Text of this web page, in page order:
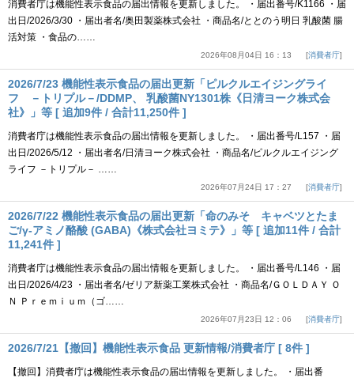
消費者庁は機能性表示食品の届出情報を更新しました。 ・届出番号/K1166 ・届
出日/2026/3/30 ・届出者名/奥田製薬株式会社 ・商品名/ととのう明日 乳酸菌 腸
活対策 ・食品の……
2026年08月04日 16：13 消費者庁
2026/7/23 機能性表示食品の届出更新「ピルクルエイジングライ
フ －トリプル－/DDMP、 乳酸菌NY1301株《日清ヨーク株式会
社》」等 [ 追加9件 / 合計11,250件 ]
消費者庁は機能性表示食品の届出情報を更新しました。 ・届出番号/L157 ・届
出日/2026/5/12 ・届出者名/日清ヨーク株式会社 ・商品名/ピルクルエイジング
ライフ －トリプル－ ……
2026年07月24日 17：27 消費者庁
2026/7/22 機能性表示食品の届出更新「命のみそ キャベツとたま
ご/γ-アミノ酪酸 (GABA)《株式会社ヨミテ》」等 [ 追加11件 / 合計
11,241件 ]
消費者庁は機能性表示食品の届出情報を更新しました。 ・届出番号/L146 ・届
出日/2026/4/23 ・届出者名/ゼリア新薬工業株式会社 ・商品名/ＧＯＬＤＡＹ Ｏ
Ｎ Ｐｒｅｍｉｕｍ（ゴ……
2026年07月23日 12：06 消費者庁
2026/7/21【撤回】機能性表示食品 更新情報/消費者庁 [ 8件 ]
【撤回】消費者庁は機能性表示食品の届出情報を更新しました。 ・届出番